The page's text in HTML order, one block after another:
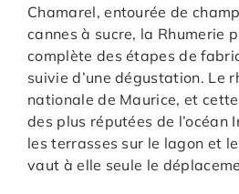
Chamarel, entourée de
cannes à sucre, la Rhumerie
complète des étapes de
suivie d’une dégustation. Le
nationale de Maurice, et
des plus réputées de l’océan
les terrasses sur le lagon et
vaut à elle seule le